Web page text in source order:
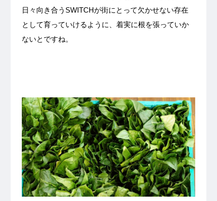
日々向き合うSWITCHが街にとって欠かせない存在
として育っていけるように、着実に根を張っていか
ないとですね。